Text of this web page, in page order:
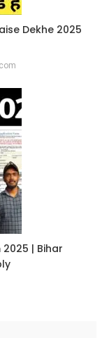
Dekhe 2025
2025 | Bihar